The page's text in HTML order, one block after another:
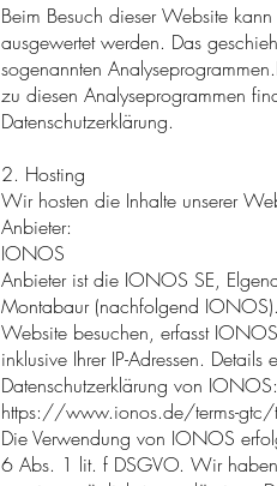
Beim Besuch dieser Website kann
ausgewertet werden. Das
sogenannten
zu diesen Analyseprogrammen
Datenschutzerklärung.
2. Hosting
Wir hosten die Inhalte unserer
Anbieter:
IONOS
Anbieter ist die IONOS SE,
Montabaur (nachfolgend
Website besuchen, erfasst
inklusive Ihrer IP-Adressen. Details
Datenschutzerklärung von IONOS:
https://www.ionos.de/terms-gtc/
Die Verwendung von IONOS
6 Abs. 1 lit. f DSGVO. Wir haben